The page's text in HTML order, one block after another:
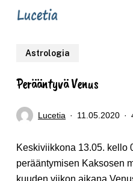
contentAstrologia
Perääntyvä Venus
Lucetia 11.05.2020
Keskiviikkona 13.05. kello
perääntymisen Kaksosen
kuuden viikon aikana